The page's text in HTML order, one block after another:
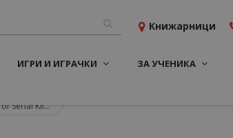
Книжарници
ИГРИ И ИГРАЧКИ ЗА УЧЕНИКА
Serial Kil...